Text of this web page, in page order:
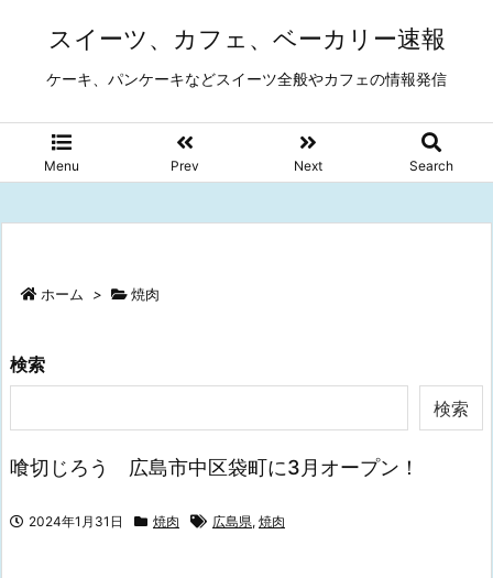
スイーツ、カフェ、ベーカリー速報
ケーキ、パンケーキなどスイーツ全般やカフェの情報発信
Menu Prev Next Search
ホーム > 焼肉
検索
検索
喰切じろう 広島市中区袋町に3月オープン！
2024年1月31日 焼肉 広島県, 焼肉